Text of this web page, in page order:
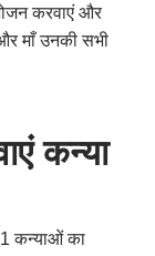
करवाएं और
माँ उनकी सभी
कन्या
कन्याओं का